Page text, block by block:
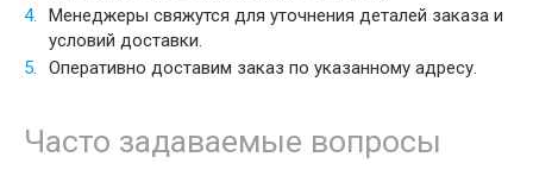
Менеджеры свяжутся для уточнения деталей заказа и
условий доставки.
Оперативно доставим заказ по указанному адресу.
Часто задаваемые вопросы